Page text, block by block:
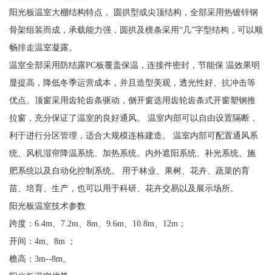
阳光板温室大棚结构特点， 圆拱型或尖顶结构，全部采用热镀锌钢
骨架组装而成，承载能力强，圆拱及檩条采用“几”字型结构，可以顺
畅排走温室凝露。
温室全部采用防结露PC板覆盖保温，连接件密封，节能保 温效果明
显提高，降低冬季运营成本，并且造型美观，透光性好、抗冲击等
优点。顶窗采用齿轮齿条驱动，侧开窗选用齿轮齿条式开窗塑钢推
拉窗，充分保证了温室的良好通风。 温室内部可以自由设置隔断，
利于进行分区管理，适合大规模连栋建造。 温室内部可配置通风系
统、风机湿帘降温系统、加热系统、内外遮阳系统、补光系统、施
肥系统以及自动化控制系统。 用于林业、果树、花卉、蔬菜的育
苗、培育、生产，也可以用于科研、花卉交易以及展示场所。
阳光板温室技术参数
跨度：6.4m、7.2m、8m、9.6m、10.8m、12m；
开间：4m、8m ；
檐高：3m--8m。